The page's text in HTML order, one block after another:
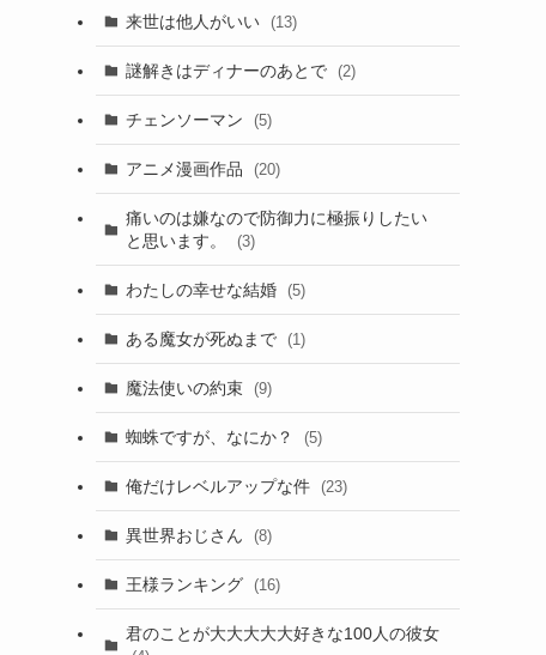
来世は他人がいい (13)
謎解きはディナーのあとで (2)
チェンソーマン (5)
アニメ漫画作品 (20)
痛いのは嫌なので防御力に極振りしたい
と思います。
(3)
わたしの幸せな結婚 (5)
ある魔女が死ぬまで (1)
魔法使いの約束 (9)
蜘蛛ですが、なにか？ (5)
俺だけレベルアップな件 (23)
異世界おじさん (8)
王様ランキング (16)
君のことが大大大大大好きな100人の彼女